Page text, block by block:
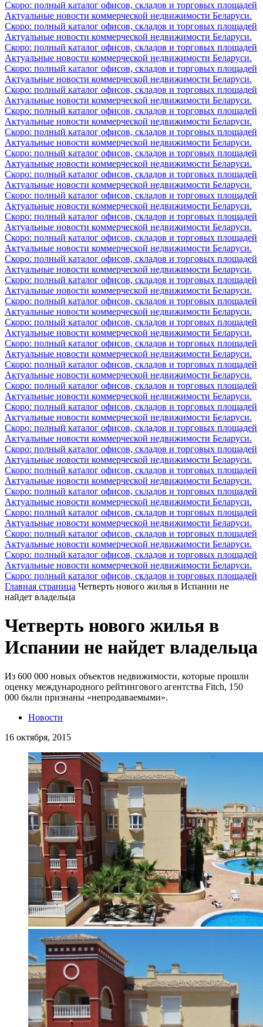
Скоро: полный каталог офисов, складов и торговых площадей
Актуальные новости коммерческой недвижимости Беларуси.
Скоро: полный каталог офисов, складов и торговых площадей
Актуальные новости коммерческой недвижимости Беларуси.
Скоро: полный каталог офисов, складов и торговых площадей
Актуальные новости коммерческой недвижимости Беларуси.
Скоро: полный каталог офисов, складов и торговых площадей
Актуальные новости коммерческой недвижимости Беларуси.
Скоро: полный каталог офисов, складов и торговых площадей
Актуальные новости коммерческой недвижимости Беларуси.
Скоро: полный каталог офисов, складов и торговых площадей
Актуальные новости коммерческой недвижимости Беларуси.
Скоро: полный каталог офисов, складов и торговых площадей
Актуальные новости коммерческой недвижимости Беларуси.
Скоро: полный каталог офисов, складов и торговых площадей
Актуальные новости коммерческой недвижимости Беларуси.
Скоро: полный каталог офисов, складов и торговых площадей
Актуальные новости коммерческой недвижимости Беларуси.
Скоро: полный каталог офисов, складов и торговых площадей
Актуальные новости коммерческой недвижимости Беларуси.
Скоро: полный каталог офисов, складов и торговых площадей
Актуальные новости коммерческой недвижимости Беларуси.
Скоро: полный каталог офисов, складов и торговых площадей
Актуальные новости коммерческой недвижимости Беларуси.
Скоро: полный каталог офисов, складов и торговых площадей
Актуальные новости коммерческой недвижимости Беларуси.
Скоро: полный каталог офисов, складов и торговых площадей
Актуальные новости коммерческой недвижимости Беларуси.
Скоро: полный каталог офисов, складов и торговых площадей
Актуальные новости коммерческой недвижимости Беларуси.
Скоро: полный каталог офисов, складов и торговых площадей
Актуальные новости коммерческой недвижимости Беларуси.
Скоро: полный каталог офисов, складов и торговых площадей
Актуальные новости коммерческой недвижимости Беларуси.
Скоро: полный каталог офисов, складов и торговых площадей
Актуальные новости коммерческой недвижимости Беларуси.
Скоро: полный каталог офисов, складов и торговых площадей
Актуальные новости коммерческой недвижимости Беларуси.
Скоро: полный каталог офисов, складов и торговых площадей
Актуальные новости коммерческой недвижимости Беларуси.
Скоро: полный каталог офисов, складов и торговых площадей
Актуальные новости коммерческой недвижимости Беларуси.
Скоро: полный каталог офисов, складов и торговых площадей
Актуальные новости коммерческой недвижимости Беларуси.
Скоро: полный каталог офисов, складов и торговых площадей
Актуальные новости коммерческой недвижимости Беларуси.
Скоро: полный каталог офисов, складов и торговых площадей
Актуальные новости коммерческой недвижимости Беларуси.
Скоро: полный каталог офисов, складов и торговых площадей
Актуальные новости коммерческой недвижимости Беларуси.
Скоро: полный каталог офисов, складов и торговых площадей
Актуальные новости коммерческой недвижимости Беларуси.
Скоро: полный каталог офисов, складов и торговых площадей
Актуальные новости коммерческой недвижимости Беларуси.
Скоро: полный каталог офисов, складов и торговых площадей
Главная страница Четверть нового жилья в Испании не
найдет владельца
Четверть нового жилья в
Испании не найдет владельца
Из 600 000 новых объектов недвижимости, которые прошли
оценку международного рейтингового агентства Fitch, 150
000 были признаны «непродаваемыми».
Новости
16 октября, 2015